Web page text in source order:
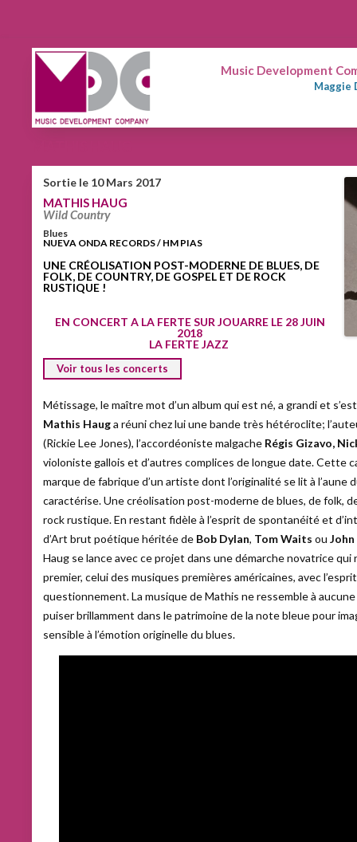
Music Development
Maggie
Sortie le 10 Mars 2017
MATHIS HAUG
Wild Country
Blues
NUEVA ONDA RECORDS / HM PIAS
UNE CRÉOLISATION POST-MODERNE DE BLUES, DE
FOLK, DE COUNTRY, DE GOSPEL ET DE ROCK
RUSTIQUE !
EN CONCERT A LA FERTE SUR JOUARRE LE 28 JUIN
2018
LA FERTE JAZZ
Voir tous les concerts
Métissage, le maître mot d’un album qui est né, a grandi et
Mathis Hauga réuni chez lui une bande très hétéroclite;
(Rickie Lee Jones), l’accordéoniste malgache Régis Gizavo,
violoniste gallois et d’autres complices de longue date. Cette
marque de fabrique d’un artiste dont l’originalité se lit à l’aune
caractérise. Une créolisation post-moderne de blues, de folk,
rock rustique. En restant fidèle à l’esprit de spontanéité et
d’Art brut poétique héritée de Bob Dylan, Tom Waits ou
Haug se lance avec ce projet dans une démarche novatrice
premier, celui des musiques premières américaines, avec
questionnement. La musique de Mathis ne ressemble à
puiser brillamment dans le patrimoine de la note bleue pour
sensible à l’émotion originelle du blues.